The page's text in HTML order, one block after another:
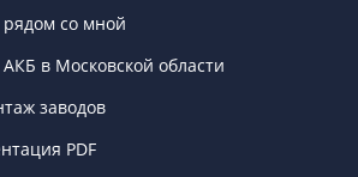
рядом со мной
в Московской области
заводов
PDF